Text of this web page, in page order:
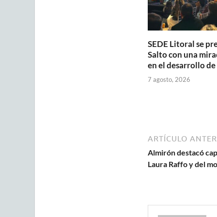
SEDE Litoral se
Salto con una
en el desarrollo
7 agosto, 2026
ARTÍCULO
Almirón destacó
Laura Raffo y del